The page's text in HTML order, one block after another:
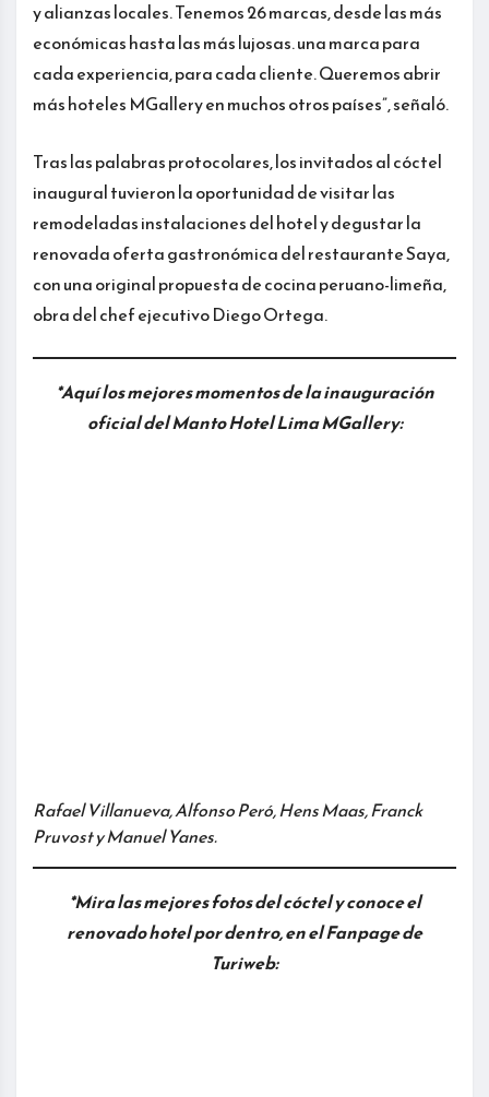
y alianzas locales. Tenemos 26 marcas, desde las más
económicas hasta las más lujosas. una marca para
cada experiencia, para cada cliente. Queremos abrir
más hoteles MGallery en muchos otros países”, señaló.
Tras las palabras protocolares, los invitados al cóctel
inaugural tuvieron la oportunidad de visitar las
remodeladas instalaciones del hotel y degustar la
renovada oferta gastronómica del restaurante Saya,
con una original propuesta de cocina peruano-limeña,
obra del chef ejecutivo Diego Ortega.
*Aquí los mejores momentos de la inauguración
oficial del Manto Hotel Lima MGallery:
Rafael Villanueva, Alfonso Peró, Hens Maas, Franck
Pruvost y Manuel Yanes.
*Mira las mejores fotos del cóctel y conoce el
renovado hotel por dentro, en el Fanpage de
Turiweb: